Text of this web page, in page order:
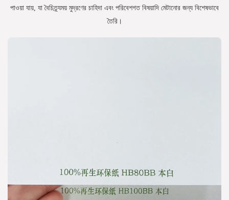
পাওয়া যায়, যা বৈচিত্র্যময় মুদ্রণের চাহিদা এবং পরিবেশগত বিষয়াদি মেটানোর জন্য বিশেষভাবে
তৈরি।